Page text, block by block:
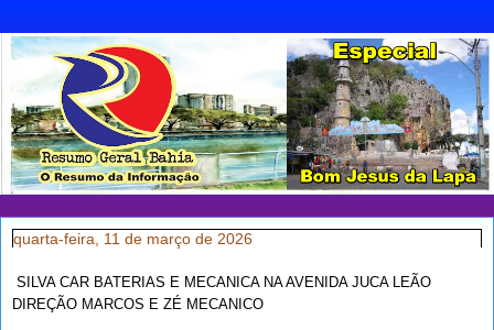
quarta-feira, 11 de março de 2026
SILVA CAR BATERIAS E MECANICA NA AVENIDA JUCA LEÃO
DIREÇÃO MARCOS E ZÉ MECANICO